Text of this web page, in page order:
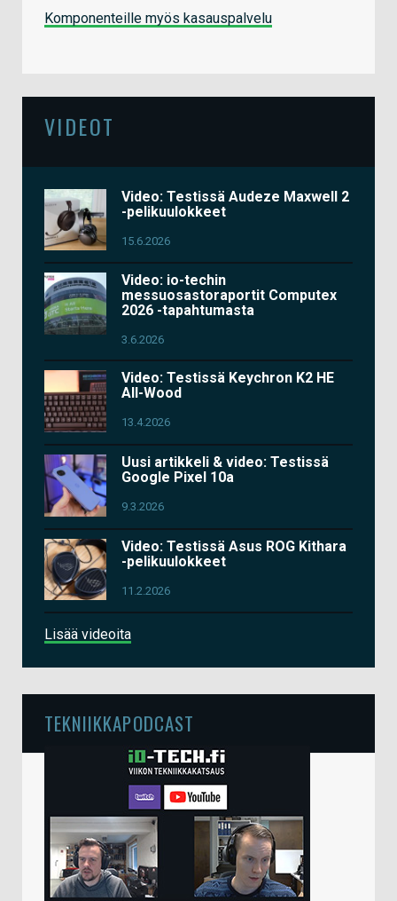
Komponenteille myös kasauspalvelu
VIDEOT
Video: Testissä Audeze Maxwell 2
-pelikuulokkeet
15.6.2026
Video: io-techin
messuosastoraportit Computex
2026 -tapahtumasta
3.6.2026
Video: Testissä Keychron K2 HE
All-Wood
13.4.2026
Uusi artikkeli & video: Testissä
Google Pixel 10a
9.3.2026
Video: Testissä Asus ROG Kithara
-pelikuulokkeet
11.2.2026
Lisää videoita
TEKNIIKKAPODCAST